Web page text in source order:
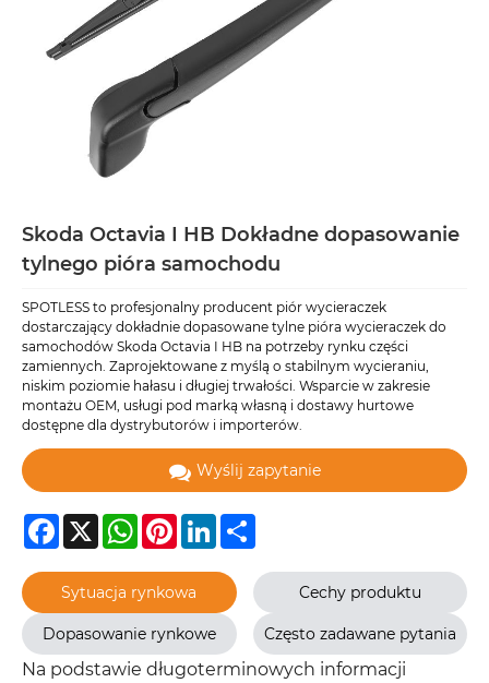
Skoda Octavia I HB Dokładne dopasowanie
tylnego pióra samochodu
SPOTLESS to profesjonalny producent piór wycieraczek
dostarczający dokładnie dopasowane tylne pióra wycieraczek do
samochodów Skoda Octavia I HB na potrzeby rynku części
zamiennych. Zaprojektowane z myślą o stabilnym wycieraniu,
niskim poziomie hałasu i długiej trwałości. Wsparcie w zakresie
montażu OEM, usługi pod marką własną i dostawy hurtowe
dostępne dla dystrybutorów i importerów.
Wyślij zapytanie
Facebook
X WhatsAppPinterestLinkedIn
Sytuacja rynkowa Cechy produktu
Dopasowanie rynkowe Często zadawane pytania
Na podstawie długoterminowych informacji